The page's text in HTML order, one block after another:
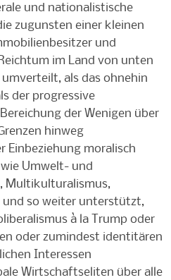
und nationalistische
zugunsten einer kleinen
und
im Land von unten
als das ohnehin
der progressive
der Wenigen über
hinweg
Einbeziehung moralisch
Umwelt- und
Multikulturalismus,
und so weiter unterstützt,
à la Trump oder
oder zumindest identitären
Interessen
Wirtschaftseliten über alle